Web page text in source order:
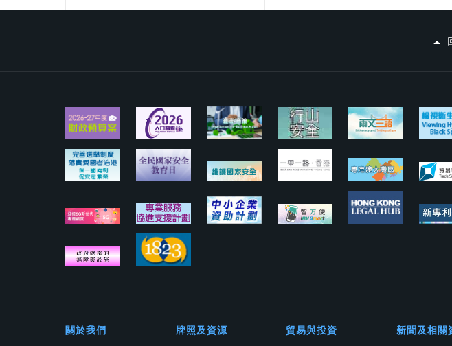
關於我們 牌照及資源 貿易與投資 新聞及相關